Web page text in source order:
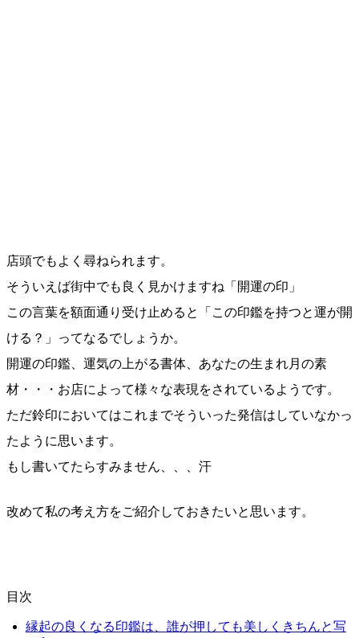
店頭でもよく尋ねられます。
そういえば街中でも良く見かけますね「開運の印」
この言葉を額面通り受け止めると「この印鑑を持つと運が開
ける？」ってなるでしょうか。
開運の印鑑、運気の上がる書体、あなたの生まれ月の素
材・・・お店によって様々な表現をされているようです。
ただ鈴印においてはこれまでそういった発信はしていなかっ
たように思います。
もし書いてたらすみません、、、汗
改めて私の考え方をご紹介しておきたいと思います。
目次
縁起の良くなる印鑑は、誰が押しても美しくきちんと写